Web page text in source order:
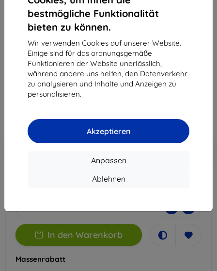
bestmögliche Funktionalität
bieten zu können.
Wir verwenden Cookies auf unserer Website.
Einige sind für das ordnungsgemäße
Funktionieren der Website unerlässlich,
während andere uns helfen, den Datenverkehr
zu analysieren und Inhalte und Anzeigen zu
personalisieren.
Akzeptieren
Anpassen
Ablehnen
3mk ARC+ Schutzfolie für Blackview N6000 /
N6000SE
Geeignet für: Blackview N6000 Blackview N6000SE
11,90 €
10,71 €
ohne MWSt9,00 €
Rabatt mit Gutschein
In den
In den Warenkorb
Massenrabatt